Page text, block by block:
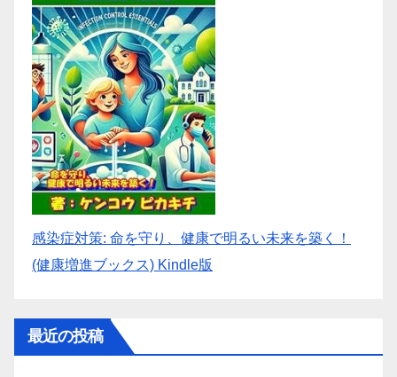
感染症対策: 命を守り、健康で明るい未来を築く！
(健康増進ブックス) Kindle版
最近の投稿